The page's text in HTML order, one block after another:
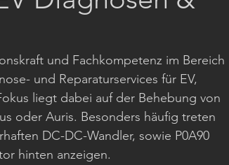
und Fachkompetenz im Bereich
und Reparaturservices für EV,
liegt dabei auf der Behebung von
oder Auris. Besonders häufig treten
DC-DC-Wandler, sowie P0A90
hinten anzeigen.